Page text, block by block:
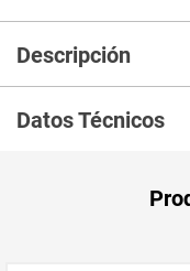
Descripción
Datos Técnicos